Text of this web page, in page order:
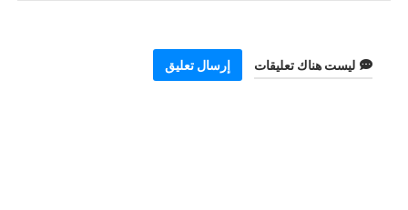
ليست هناك تعليقات إرسال تعليق